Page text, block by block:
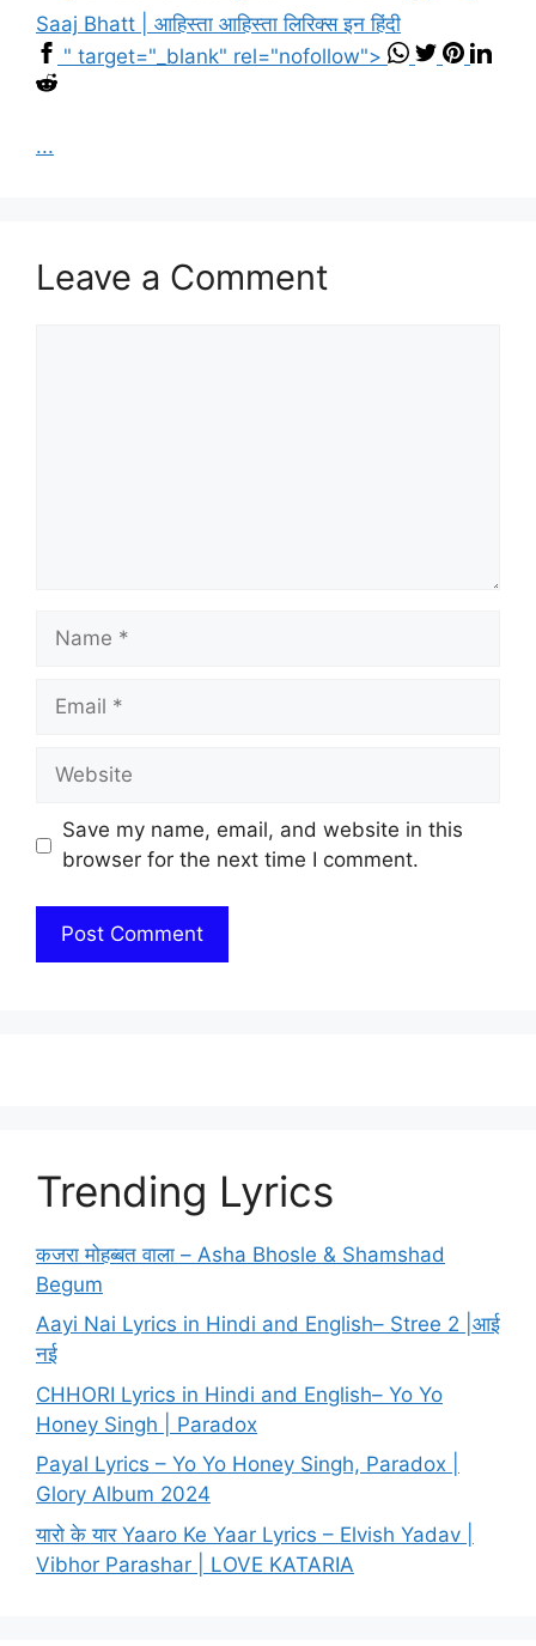
Saaj Bhatt | आहिस्ता आहिस्ता लिरिक्स इन हिंदी
" target="_blank" rel="nofollow">
...
Leave a Comment
Name
Email
Website
Save my name, email, and website in this
browser for the next time I comment.
Trending Lyrics
कजरा मोहब्बत वाला – Asha Bhosle & Shamshad
Begum
Aayi Nai Lyrics in Hindi and English– Stree 2 |आई
नई
CHHORI Lyrics in Hindi and English– Yo Yo
Honey Singh | Paradox
Payal Lyrics – Yo Yo Honey Singh, Paradox |
Glory Album 2024
यारो के यार Yaaro Ke Yaar Lyrics – Elvish Yadav |
Vibhor Parashar | LOVE KATARIA